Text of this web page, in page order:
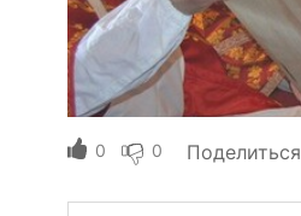
0 0 Поделиться